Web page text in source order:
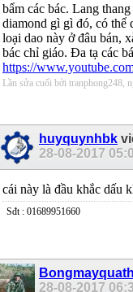
bẩm các bác. Lang
diamond gì gì đó, có thể
loại dao này ở đâu bán,
bác chỉ giáo. Đa tạ các
https://
Lần sửa cuối bởi tranphong248,
huyquynhbk
28-08-2017
cái này là đầu khắc dấu
Sđt : 01689951660
28-08-2017